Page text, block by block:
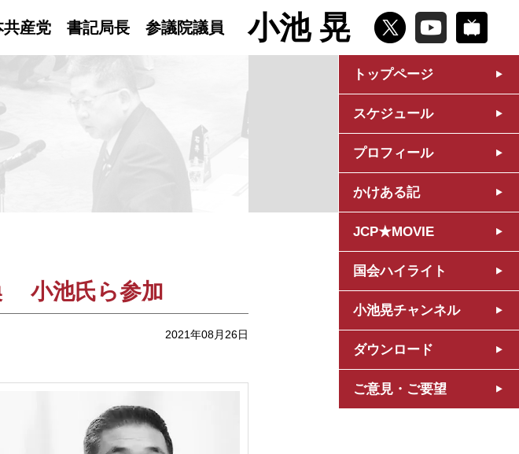
共産党 書記局長 参議院議員 小池 晃
トップページ
スケジュール
プロフィール
かけある記
JCP★MOVIE
国会ハイライト
小池晃チャンネル
ダウンロード
ご意見・ご要望
小池氏ら参加
2021年08月26日